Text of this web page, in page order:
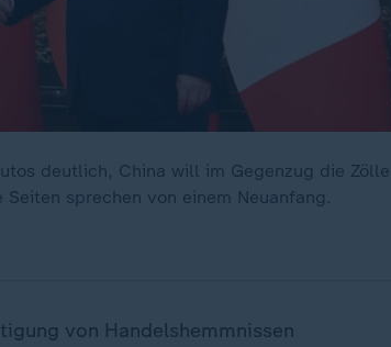
deutlich, China will im Gegenzug die Zölle
sprechen von einem Neuanfang.
von Handelshemmnissen